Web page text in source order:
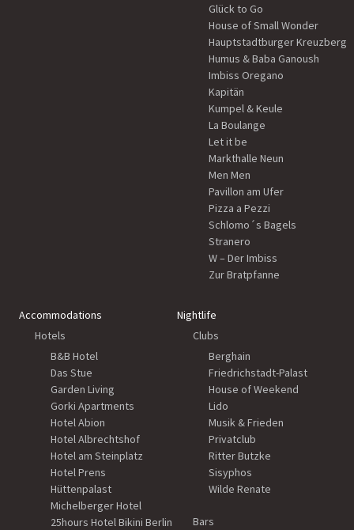
Glück to Go
House of Small Wonder
Hauptstadtburger Kreuzberg
Humus & Baba Ganoush
Imbiss Oregano
Kapitän
Kumpel & Keule
La Boulange
Let it be
Markthalle Neun
Men Men
Pavillon am Ufer
Pizza a Pezzi
Schlomo´s Bagels
Stranero
W – Der Imbiss
Zur Bratpfanne
Accommodations
Hotels
B&B Hotel
Das Stue
Garden Living
Gorki Apartments
Hotel Abion
Hotel Albrechtshof
Hotel am Steinplatz
Hotel Prens
Hüttenpalast
Michelberger Hotel
25hours Hotel Bikini Berlin
Nightlife
Clubs
Berghain
Friedrichstadt-Palast
House of Weekend
Lido
Musik & Frieden
Privatclub
Ritter Butzke
Sisyphos
Wilde Renate
Bars